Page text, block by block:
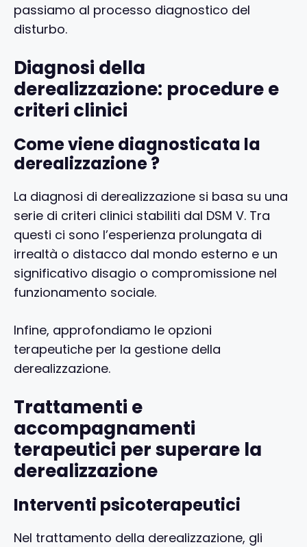
passiamo al processo diagnostico del
disturbo.
Diagnosi della
derealizzazione: procedure e
criteri clinici
Come viene diagnosticata la
derealizzazione ?
La diagnosi di derealizzazione si basa su una
serie di criteri clinici stabiliti dal DSM V. Tra
questi ci sono l’esperienza prolungata di
irrealtà o distacco dal mondo esterno e un
significativo disagio o compromissione nel
funzionamento sociale.
Infine, approfondiamo le opzioni
terapeutiche per la gestione della
derealizzazione.
Trattamenti e
accompagnamenti
terapeutici per superare la
derealizzazione
Interventi psicoterapeutici
Nel trattamento della derealizzazione, gli